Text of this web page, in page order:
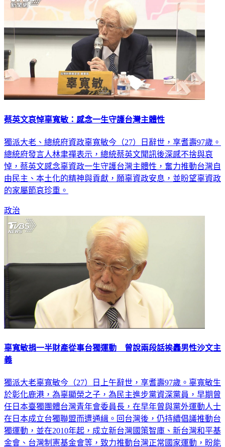
蔡英文哀悼辜寬敏：感念一生守護台灣主體性
獨派大老、總統府資政辜寬敏今（27）日辭世，享耆壽97歲。
總統府發言人林聿禪表示，總統蔡英文聞訊後深感不捨與哀
悼，蔡英文感念辜資政一生守護台灣主體性，奮力推動台灣自
由民主、本土化的精神與貢獻，願辜資政安息，並盼望辜資政
的家屬節哀珍重。
政治
辜寬敏捐一半財產從事台獨運動 曾說兩段話挨轟男性沙文主
義
獨派大老辜寬敏今（27）日上午辭世，享耆壽97歲。辜寬敏生
於彰化鹿港，為辜顯榮之子，為民主進步黨資深黨員，早期曾
任日本臺獨團體台灣青年會委員長，在早年曾與黨外運動人士
在日本成立台獨聯盟而遭通緝。回台灣後，仍持續倡議推動台
獨運動，並在2010年起，成立新台灣國策智庫、新台灣和平基
金會、台灣制憲基金會等，致力推動台灣正常國家運動，盼能